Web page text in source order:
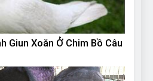
Giun Xoăn Ở Chim Bồ Câu